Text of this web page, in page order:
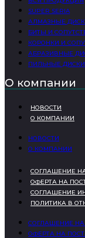
SUPER SERIA
АЛМАЗНЫЕ
БИТЫ И
КОРОНКИ И
АБРАЗИВНЫЕ
ПИЛЬНЫЕ ДИСКИ
О компании
НОВОСТИ
О КОМПАНИИ
НОВОСТИ
О КОМПАНИИ
СОГЛАШЕНИЕ
ОФЕРТА НА
СОГЛАШЕНИЕ
ПОЛИТИКА В
СОГЛАШЕНИЕ
ОФЕРТА НА